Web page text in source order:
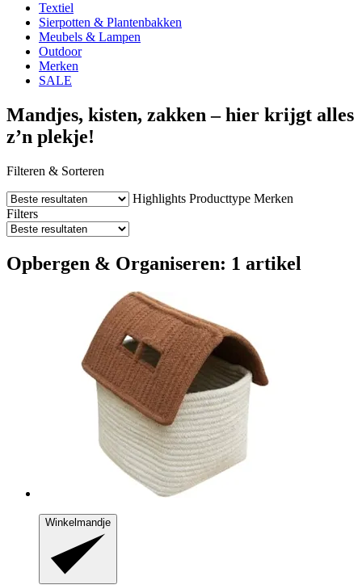
Textiel
Sierpotten & Plantenbakken
Meubels & Lampen
Outdoor
Merken
SALE
Mandjes, kisten, zakken – hier krijgt alles
z’n plekje!
Filteren & Sorteren
Highlights Producttype Merken
Filters
Opbergen & Organiseren: 1 artikel
Winkelmandje